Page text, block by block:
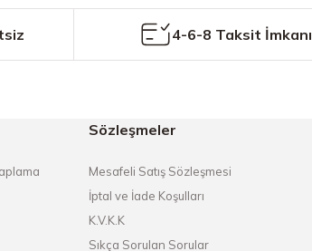
4-6-8 Taksit İmkanı
Sözleşmeler
Mesafeli Satış Sözleşmesi
İptal ve İade Koşulları
K.V.K.K
Sıkça Sorulan Sorular